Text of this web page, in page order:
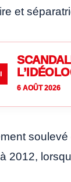
et
6 AOÛT 2026
2012,